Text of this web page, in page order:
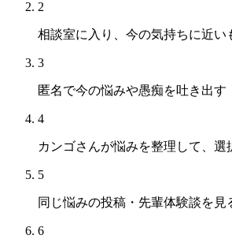
2
相談室に入り、今の気持ちに近い
3
匿名で今の悩みや愚痴を吐き出す
4
カンゴさんが悩みを整理して、選
5
同じ悩みの投稿・先輩体験談を見
6